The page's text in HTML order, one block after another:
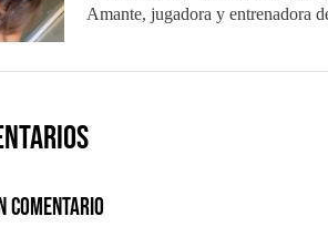
Amante, jugadora y entrenadora
comentario